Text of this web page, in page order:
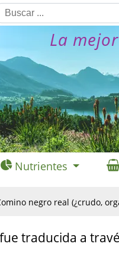
La
Nutrientes
negro real (¿crudo,
traducida a